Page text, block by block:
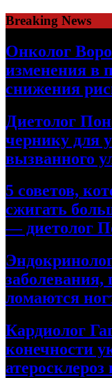
Skip
to
content
Breaking News
Онколог
изменения в
снижения
Диетолог
чернику для
вызванного
5 советов,
сжигать
— диетолог
заболевания,
ломаются
Кардиолог
конечности